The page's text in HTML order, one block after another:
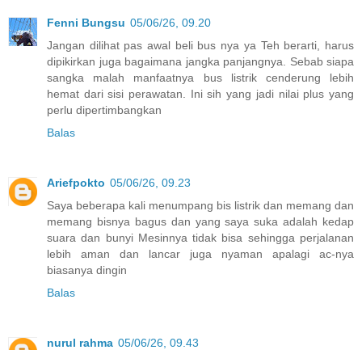
Fenni Bungsu 05/06/26, 09.20
Jangan dilihat pas awal beli bus nya ya Teh berarti, harus
dipikirkan juga bagaimana jangka panjangnya. Sebab siapa
sangka malah manfaatnya bus listrik cenderung lebih
hemat dari sisi perawatan. Ini sih yang jadi nilai plus yang
perlu dipertimbangkan
Balas
Ariefpokto 05/06/26, 09.23
Saya beberapa kali menumpang bis listrik dan memang dan
memang bisnya bagus dan yang saya suka adalah kedap
suara dan bunyi Mesinnya tidak bisa sehingga perjalanan
lebih aman dan lancar juga nyaman apalagi ac-nya
biasanya dingin
Balas
nurul rahma 05/06/26, 09.43